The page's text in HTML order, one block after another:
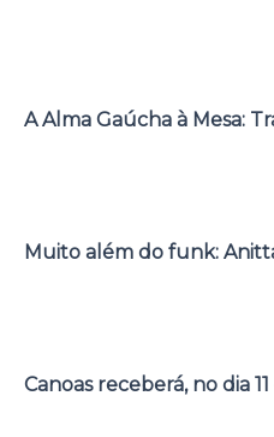
A Alma Gaúcha à Mesa:
Muito além do funk:
Canoas receberá, no dia